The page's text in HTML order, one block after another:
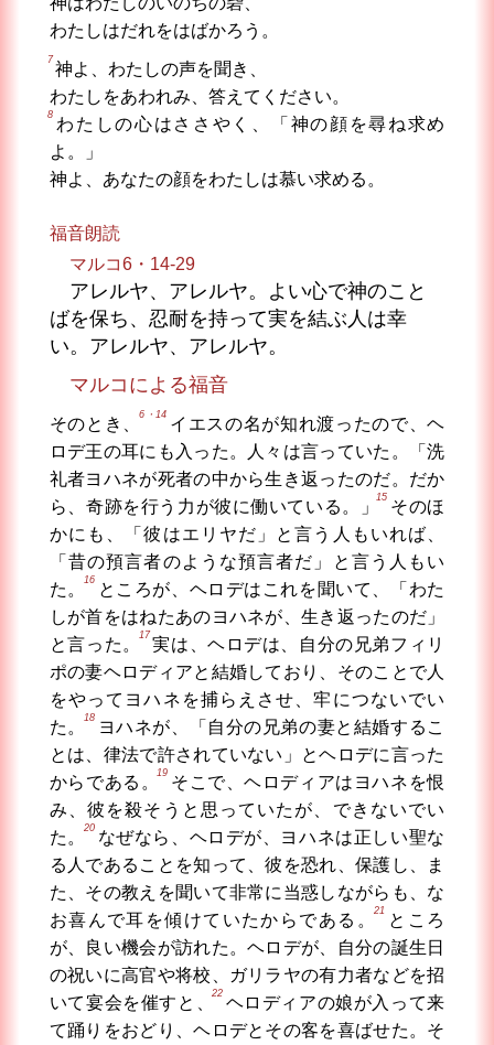
わたしはだれをはばかろう。
7
神よ、わたしの声を聞き、
わたしをあわれみ、答えてください。
8
わたしの心はささやく、「神の顔を尋ね求め
よ。」
神よ、あなたの顔をわたしは慕い求める。
福音朗読
マルコ6・14-29
アレルヤ、アレルヤ。よい心で神のこと
ばを保ち、忍耐を持って実を結ぶ人は幸
い。アレルヤ、アレルヤ。
マルコによる福音
そのとき、
6・14
イエスの名が知れ渡ったので、ヘ
ロデ王の耳にも入った。人々は言っていた。「洗
礼者ヨハネが死者の中から生き返ったのだ。だか
ら、奇跡を行う力が彼に働いている。」
15
そのほ
かにも、「彼はエリヤだ」と言う人もいれば、
「昔の預言者のような預言者だ」と言う人もい
た。
16
ところが、ヘロデはこれを聞いて、「わた
しが首をはねたあのヨハネが、生き返ったのだ」
と言った。
17
実は、ヘロデは、自分の兄弟フィリ
ポの妻ヘロディアと結婚しており、そのことで人
をやってヨハネを捕らえさせ、牢につないでい
た。
18
ヨハネが、「自分の兄弟の妻と結婚するこ
とは、律法で許されていない」とヘロデに言った
からである。
19
そこで、ヘロディアはヨハネを恨
み、彼を殺そうと思っていたが、できないでい
た。
20
なぜなら、ヘロデが、ヨハネは正しい聖な
る人であることを知って、彼を恐れ、保護し、ま
た、その教えを聞いて非常に当惑しながらも、な
お喜んで耳を傾けていたからである。
21
ところ
が、良い機会が訪れた。ヘロデが、自分の誕生日
の祝いに高官や将校、ガリラヤの有力者などを招
いて宴会を催すと、
22
ヘロディアの娘が入って来
て踊りをおどり、ヘロデとその客を喜ばせた。そ